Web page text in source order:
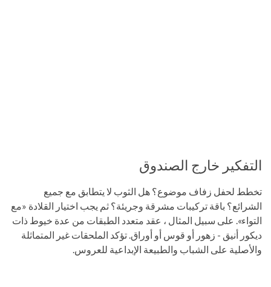
التفكير خارج الصندوق
تخطط لحفل زفاف موضوع؟ هل الثوب لا يتطابق مع جميع
الشرائع؟ باقة تركيبات مشرقة وجريئة؟ ثم يجب اختيار القلادة «مع
التواء». على سبيل المثال ، عقد متعدد الطبقات من عدة خيوط ذات
ديكور أنيق - زهور أو قوس أو أوراق. تؤكد الملحقات غير المتماثلة
والأصلية على الشباب والطبيعة الإبداعية للعروس.